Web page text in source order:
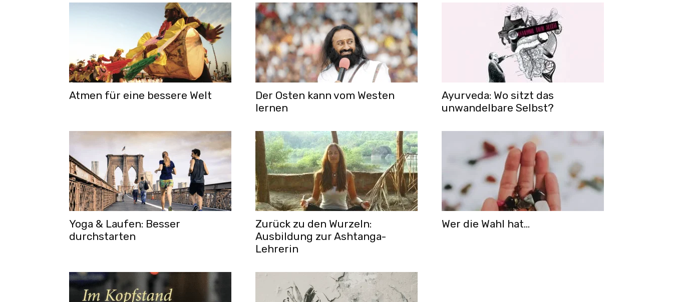
Atmen für eine bessere Welt
Der Osten kann vom Westen
lernen
Ayurveda: Wo sitzt das
unwandelbare Selbst?
Yoga & Laufen: Besser
durchstarten
Zurück zu den Wurzeln:
Ausbildung zur Ashtanga-
Lehrerin
Wer die Wahl hat…